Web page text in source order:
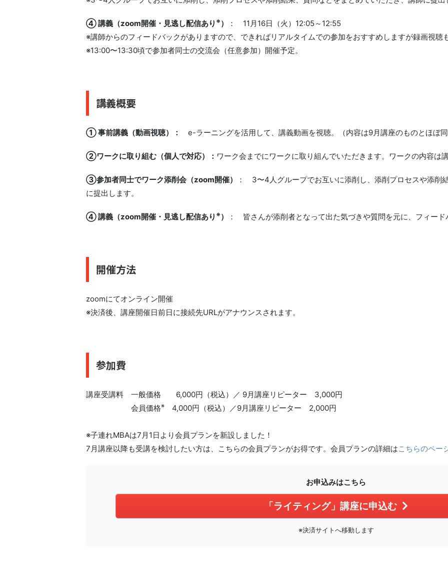
④ 講義（zoom開催・見逃し配信あり ※）
： 11月16日（火）12:05～12:55
※講師からのフィードバックがありますので、できればリアルタイムでの参加をおすすめしますが録画視聴
※13:00〜13:30頃で参加者同士の交流会（任意参加）開催予定。
講義概要
① 事前講義（動画視聴）： e-ラーニングを活用して、講義動画を視聴。（内容は9月講座のものとほぼ同
②ワークに取り組む（個人で対応）： ワーク会までにワークに取り組んでいただきます。ワークの内容は
③参加者同士でワーク添削会（zoom開催）
： 3〜4人グループでお互いに添削し、添削プロセスや添削
に提出します。
④ 講義（zoom開催・見逃し配信あり ※） ： 皆さんが添削者となって出た気づきや質問を元に、フィード
開催方法
zoomにてオンライン開催
※決済後、講座開催日前日に接続先URLがアナウンスされます。
参加費
講座受講料 一般価格 6,000円（税込）／ 9月講座リピーター 3,000円
会員価格※ 4,000円（税込）／9月講座リピーター 2,000円
※子連れMBAは7月1日より会員プランを新設しました！
7月講座以降も受講を検討したい方は、こちらの会員プランがお得です。会員プランの詳細はこちらのペー
お申込みはこちら
「ライティング」講座に申込む
※決済サイトへ移動します